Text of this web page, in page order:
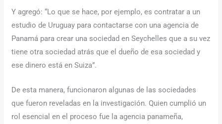
Y agregó: “Lo que se hace, por ejemplo, es contratar a un
estudio de Uruguay para contactarse con una agencia de
Panamá para crear una sociedad en Seychelles que a su vez
tiene otra sociedad atrás que el dueño de esa sociedad y
ese dinero está en Suiza”.
De esta manera, funcionaron algunas de las sociedades
que fueron reveladas en la investigación. Quien cumplió un
rol esencial en el proceso fue la agencia panameña,